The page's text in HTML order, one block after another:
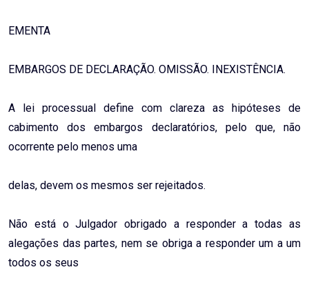
EMENTA
EMBARGOS DE DECLARAÇÃO. OMISSÃO. INEXISTÊNCIA.
A lei processual define com clareza as hipóteses de
cabimento dos embargos declaratórios, pelo que, não
ocorrente pelo menos uma
delas, devem os mesmos ser rejeitados.
Não está o Julgador obrigado a responder a todas as
alegações das partes, nem se obriga a responder um a um
todos os seus